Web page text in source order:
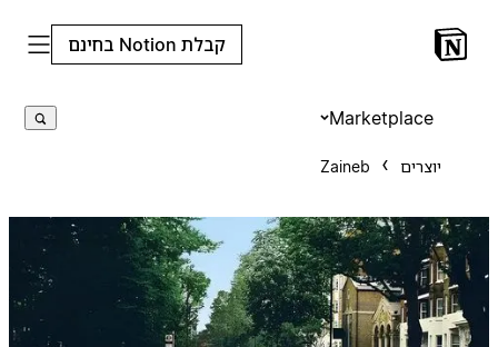
קבלת Notion בחינם
Marketplace
Zaineb